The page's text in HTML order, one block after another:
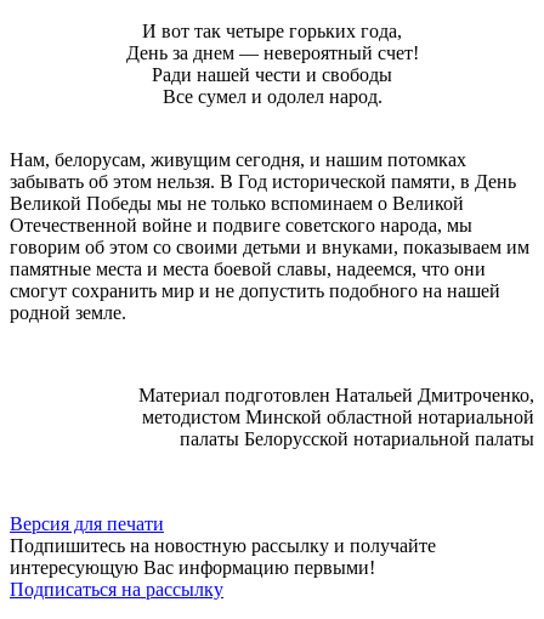
И вот так четыре горьких года,
День за днем — невероятный счет!
Ради нашей чести и свободы
Все сумел и одолел народ.
Нам, белорусам, живущим сегодня, и нашим потомках
забывать об этом нельзя. В Год исторической памяти, в День
Великой Победы мы не только вспоминаем о Великой
Отечественной войне и подвиге советского народа, мы
говорим об этом со своими детьми и внуками, показываем им
памятные места и места боевой славы, надеемся, что они
смогут сохранить мир и не допустить подобного на нашей
родной земле.
Материал подготовлен Натальей Дмитроченко,
методистом Минской областной нотариальной
палаты Белорусской нотариальной палаты
Версия для печати
Подпишитесь на новостную рассылку и получайте
интересующую Вас информацию первыми!
Подписаться на рассылку